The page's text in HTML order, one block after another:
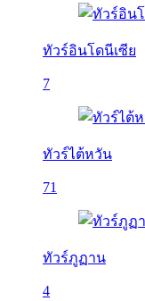
ทัวร์อินโดนีเซีย
7
ทัวร์ไต้หวัน
71
ทัวร์ภูฏาน
4